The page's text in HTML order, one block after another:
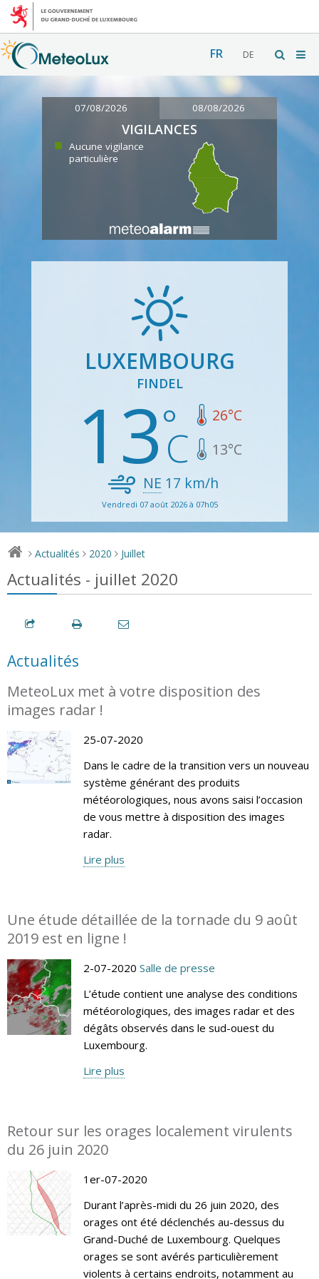
FR DE
07/08/2026 08/08/2026
VIGILANCES
Aucune vigilance
particulière
LUXEMBOURG
FINDEL
13 26°C
13°C
NE 17 km/h
Vendredi 07 août 2026 à 07h05
> Actualités > 2020 > Juillet
Actualités - juillet 2020
Actualités
MeteoLux met à votre disposition des
images radar !
25-07-2020
Dans le cadre de la transition vers un nouveau
système générant des produits
météorologiques, nous avons saisi l’occasion
de vous mettre à disposition des images
radar.
Lire plus
Une étude détaillée de la tornade du 9 août
2019 est en ligne !
2-07-2020 Salle de presse
L’étude contient une analyse des conditions
météorologiques, des images radar et des
dégâts observés dans le sud-ouest du
Luxembourg.
Lire plus
Retour sur les orages localement virulents
du 26 juin 2020
1er-07-2020
Durant l’après-midi du 26 juin 2020, des
orages ont été déclenchés au-dessus du
Grand-Duché de Luxembourg. Quelques
orages se sont avérés particulièrement
violents à certains endroits, notamment au